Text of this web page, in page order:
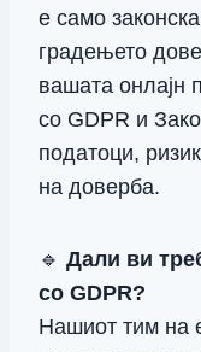
е само
градењето
вашата онлајн
со GDPR и
податоци,
на доверба.
🔹 Дали ви
со GDPR?
Нашиот тим на